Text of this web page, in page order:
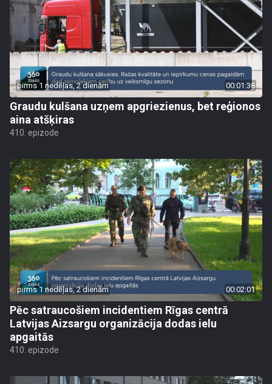
pirms 1 nedēļas, 2 dienām 00:01:36
Graudu kulšana uzņem apgriezienus, bet reģionos
aina atšķiras
410. epizode
pirms 1 nedēļas, 2 dienām 00:02:01
Pēc satraucošiem incidentiem Rīgas centrā
Latvijas Aizsargu organizācija dodas ielu
apgaitās
410. epizode